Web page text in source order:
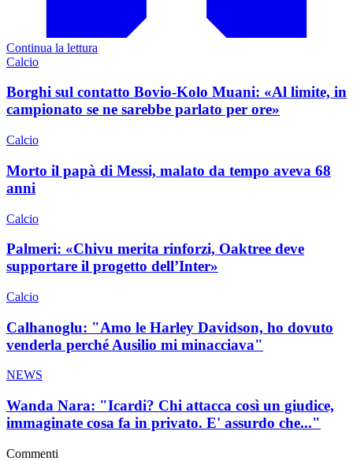
Continua la lettura
Calcio
Borghi sul contatto Bovio-Kolo Muani: «Al limite, in
campionato se ne sarebbe parlato per ore»
Calcio
Morto il papà di Messi, malato da tempo aveva 68
anni
Calcio
Palmeri: «Chivu merita rinforzi, Oaktree deve
supportare il progetto dell’Inter»
Calcio
Calhanoglu: "Amo le Harley Davidson, ho dovuto
venderla perché Ausilio mi minacciava"
NEWS
Wanda Nara: "Icardi? Chi attacca così un giudice,
immaginate cosa fa in privato. E' assurdo che..."
Commenti